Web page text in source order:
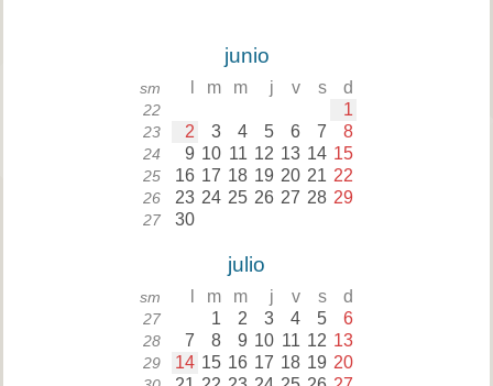
junio
sm m m j v s d
22 1
23 2 3 4 5 6 7 8
24 9 10 11 12 13 14 15
25 16 17 18 19 20 21 22
26 23 24 25 26 27 28 29
27 30
julio
sm m m j v s d
27 1 2 3 4 5 6
28 7 8 9 10 11 12 13
29 14 15 16 17 18 19 20